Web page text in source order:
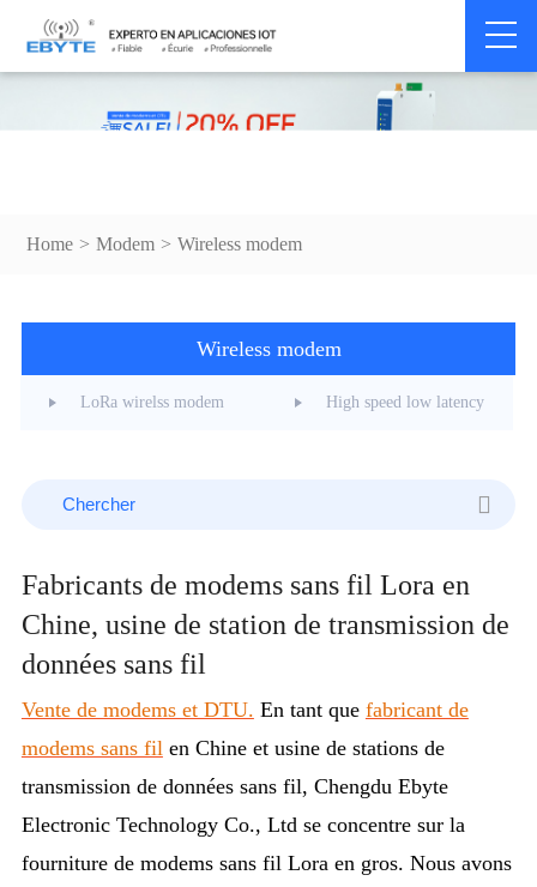
Home > Modem > Wireless modem
Wireless modem
LoRa wirelss modem High speed low latency
Fabricants de modems sans fil Lora en
Chine, usine de station de transmission de
données sans fil
Vente de modems et DTU. En tant que fabricant de
modems sans fil en Chine et usine de stations de
transmission de données sans fil, Chengdu Ebyte
Electronic Technology Co., Ltd se concentre sur la
fourniture de modems sans fil Lora en gros. Nous avons